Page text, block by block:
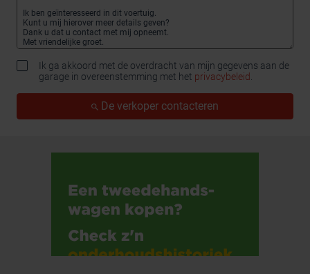
Ik ga akkoord met de overdracht van mijn gegevens aan de
garage in overeenstemming met het privacybeleid.
De verkoper contacteren